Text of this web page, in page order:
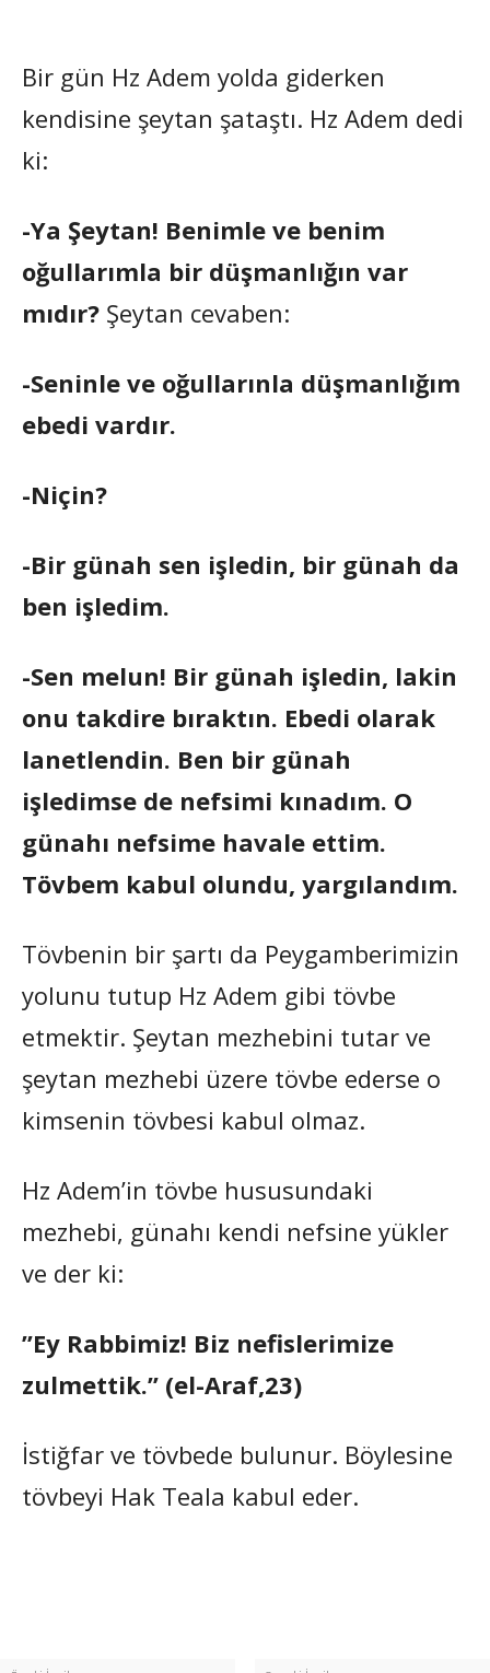
Bir gün Hz Adem yolda giderken
kendisine şeytan şataştı. Hz Adem dedi
ki:
-Ya Şeytan! Benimle ve benim
oğullarımla bir düşmanlığın var
mıdır? Şeytan cevaben:
-Seninle ve oğullarınla düşmanlığım
ebedi vardır.
-Niçin?
-Bir günah sen işledin, bir günah da
ben işledim.
-Sen melun! Bir günah işledin, lakin
onu takdire bıraktın. Ebedi olarak
lanetlendin. Ben bir günah
işledimse de nefsimi kınadım. O
günahı nefsime havale ettim.
Tövbem kabul olundu, yargılandım.
Tövbenin bir şartı da Peygamberimizin
yolunu tutup Hz Adem gibi tövbe
etmektir. Şeytan mezhebini tutar ve
şeytan mezhebi üzere tövbe ederse o
kimsenin tövbesi kabul olmaz.
Hz Adem’in tövbe hususundaki
mezhebi, günahı kendi nefsine yükler
ve der ki:
”Ey Rabbimiz! Biz nefislerimize
zulmettik.” (el-Araf,23)
İstiğfar ve tövbede bulunur. Böylesine
tövbeyi Hak Teala kabul eder.